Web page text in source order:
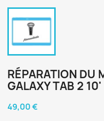
RÉPARATION DU
GALAXY TAB 2 10'
49,00 €